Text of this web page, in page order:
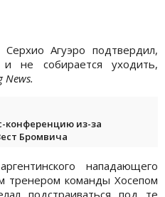
Агуэро подтвердил,
не собирается уходить,
News.
конференцию из-за
Бромвича
нападающего
тренером команды Хосепом
подстраиваться под те